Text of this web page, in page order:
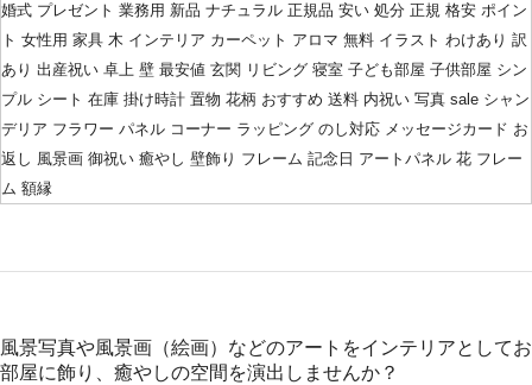
婚式 プレゼント 業務用 新品 ナチュラル 正規品 安い 処分 正規 格安 ポイン
ト 女性用 家具 木 インテリア カーペット アロマ 無料 イラスト わけあり 訳
あり 出産祝い 卓上 壁 最安値 玄関 リビング 寝室 子ども部屋 子供部屋 シン
プル シート 在庫 掛け時計 置物 花柄 おすすめ 送料 内祝い 写真 sale シャン
デリア フラワー パネル コーナー ラッピング のし対応 メッセージカード お
返し 風景画 御祝い 癒やし 壁飾り フレーム 記念日 アートパネル 花 フレー
ム 額縁
風景写真や風景画（絵画）などのアートをインテリアとしてお
部屋に飾り、癒やしの空間を演出しませんか？